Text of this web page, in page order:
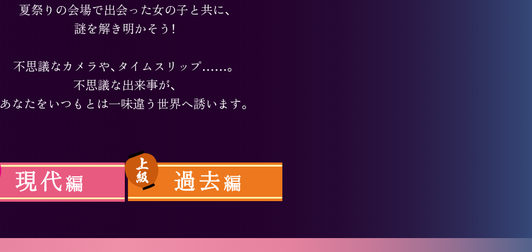
夏祭りの会場で出会った女の子と共に、
謎を解き明かそう！
不思議なカメラや、タイムスリップ……。
不思議な出来事が、
あなたをいつもとは一味違う世界へ誘います。